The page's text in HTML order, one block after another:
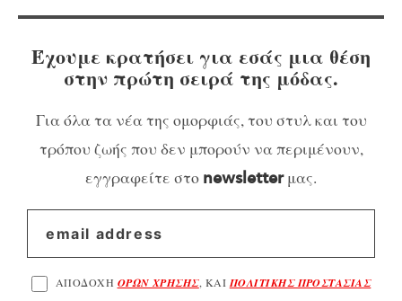
Έχουμε κρατήσει για εσάς μια θέση
στην πρώτη σειρά της μόδας.
Για όλα τα νέα της ομορφιάς, του στυλ και του
τρόπου ζωής που δεν μπορούν να περιμένουν,
εγγραφείτε στο newsletterμας.
ΑΠΟΔΟΧΗ ΟΡΩΝ ΧΡΗΣΗΣ, ΚΑΙΠΟΛΙΤΙΚΗΣ ΠΡΟΣΤΑΣΙΑΣ